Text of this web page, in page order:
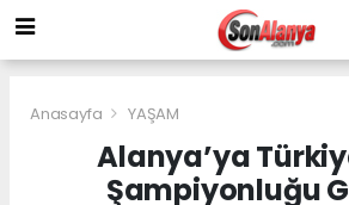
Anasayfa YAŞAM
Alanya’ya
Şampiyonluğu